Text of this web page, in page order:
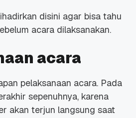
disini agar bisa tahu
acara dilaksanakan.
acara
pelaksanaan acara. Pada
sepenuhnya, karena
akan terjun langsung saat